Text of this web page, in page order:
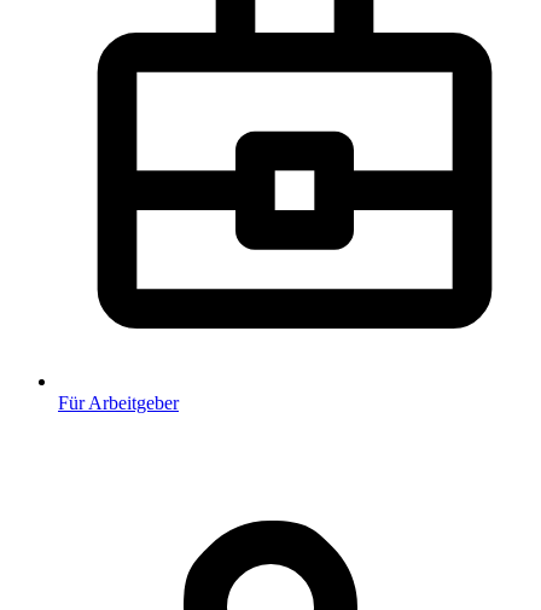
Für Arbeitgeber